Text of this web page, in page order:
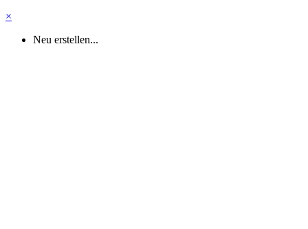
×
Neu erstellen...